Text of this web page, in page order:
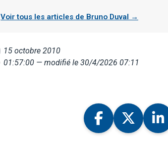
Voir tous les articles de Bruno Duval →
15 octobre 2010
01:57:00 — modifié le 30/4/2026 07:11